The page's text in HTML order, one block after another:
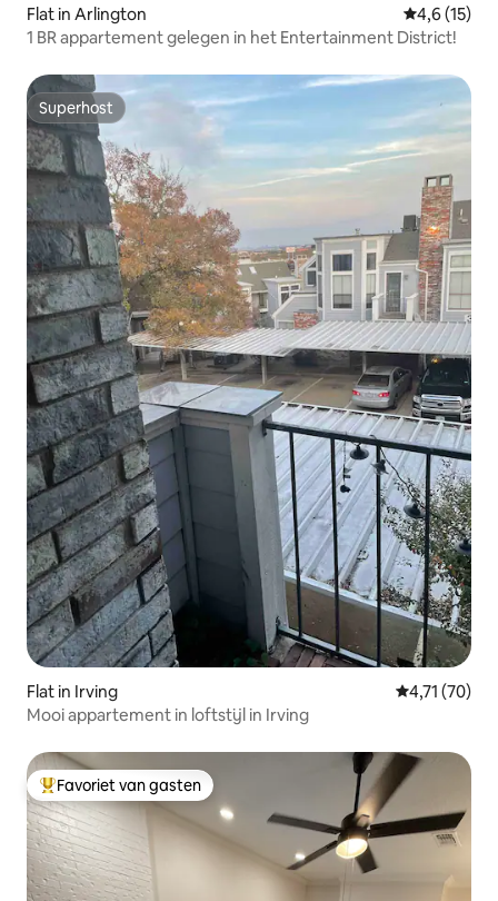
Flat in Arlington
4,6 (15)
1 BR appartement gelegen in het Entertainment District!
Superhost
Superhost
Flat in Irving Gemiddelde
4,71 (70)
Mooi appartement in loftstijl in Irving
Topfavoriet van gasten
Favoriet van gasten